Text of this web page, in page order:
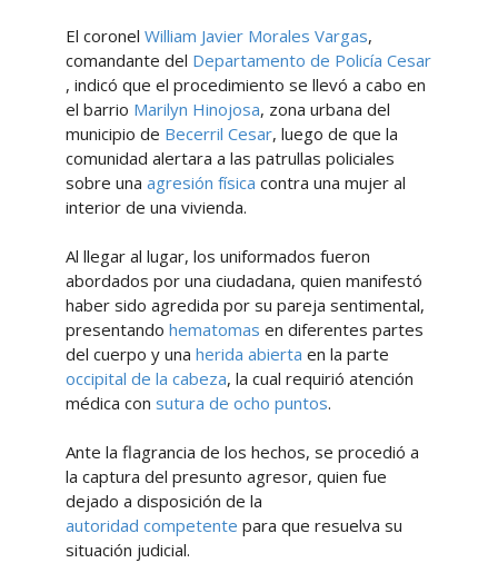
El coronel William Javier Morales Vargas,
comandante del Departamento de Policía Cesar
, indicó que el procedimiento se llevó a cabo en
el barrio Marilyn Hinojosa, zona urbana del
municipio de Becerril Cesar, luego de que la
comunidad alertara a las patrullas policiales
sobre una agresión física contra una mujer al
interior de una vivienda.
Al llegar al lugar, los uniformados fueron
abordados por una ciudadana, quien manifestó
haber sido agredida por su pareja sentimental,
presentando hematomas en diferentes partes
del cuerpo y una herida abierta en la parte
occipital de la cabeza, la cual requirió atención
médica con sutura de ocho puntos.
Ante la flagrancia de los hechos, se procedió a
la captura del presunto agresor, quien fue
dejado a disposición de la
autoridad competente para que resuelva su
situación judicial.